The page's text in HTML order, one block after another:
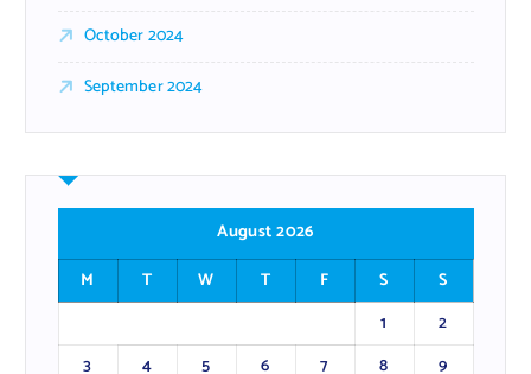
October 2024
September 2024
August 2026
M
T W T F S
S
1
2
3
4 5 6 7 8
9